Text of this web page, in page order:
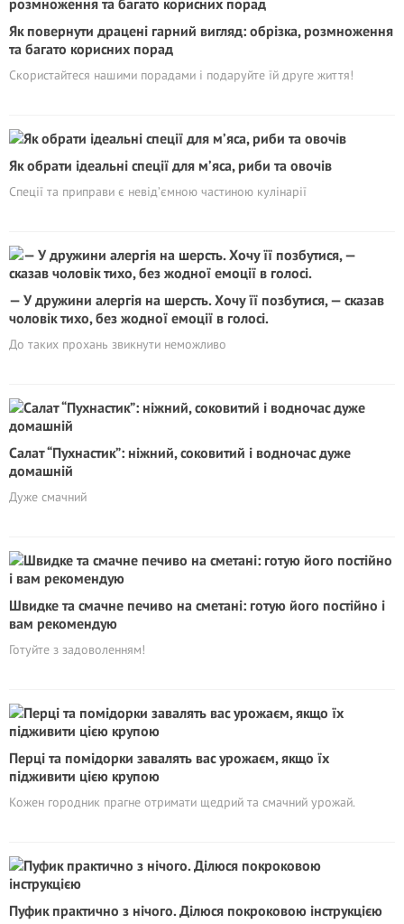
Як повернути драцені гарний вигляд: обрізка, розмноження
та багато корисних порад
Скористайтеся нашими порадами і подаруйте їй друге життя!
Як обрати ідеальні спеції для м’яса, риби та овочів
Спеції та приправи є невід’ємною частиною кулінарії
— У дружини алергія на шерсть. Хочу її позбутися, — сказав
чоловік тихо, без жодної емоції в голосі.
До таких прохань звикнути неможливо
Салат “Пухнастик”: ніжний, соковитий і водночас дуже
домашній
Дуже смачний
Швидке та смачне печиво на сметані: готую його постійно і
вам рекомендую
Готуйте з задоволенням!
Перці та помідорки завалять вас урожаєм, якщо їх
підживити цією крупою
Кожен городник прагне отримати щедрий та смачний урожай.
Пуфик практично з нічого. Ділюся покроковою інструкцією